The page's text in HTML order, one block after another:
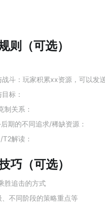
则（可选）
战斗：玩家积累xx资源，可以发
标：
制关系：
期的不同追求/稀缺资源：
解读：
巧（可选）
胜追击的方式
不同阶段的策略重点等